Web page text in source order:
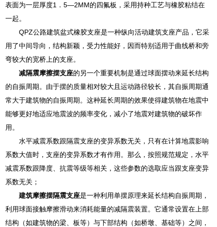
表面为一层厚度1．5—2MM的四氟板，采用持种工艺与橡胶粘结在
一起。
QPZ公路建筑盆式橡胶支座是一种纵向活动建筑支座产品，它采
用了中间导向，结构新颖，受力性能好，因而特别适用于曲线桥和旁
弯较大的宽桥上的支座。
减隔震摩擦摆支座的另一个重要机制是通过球面摆动来延长结构
的自振周期。由于摆的质量相对较大且运动路径较长，其自振周期通
常大于建筑物的自振周期。这种延长周期的效果使得建筑物在地震中
能够更好地适应地震波的频率变化，减小了地震对建筑物的破坏作
用。
水平减震系数跟隔震支座的变异系数无关，只有在计算地震影响
系数大值时，支座的变异系数才有作用。那么，按照规范规定，水平
减震系数跟降度、抗震等级等相关，这些参数的选取应当跟支座变异
系数无关；
建筑摩擦摆隔震支座是一种利用单摆原理来延长结构自振周期，
利用球面接触摩擦滑动来消耗能量的减隔震装置。它通常设置在上部
结构（如建筑物的梁、板等）与下部结构（如桥墩、基础等）之间，